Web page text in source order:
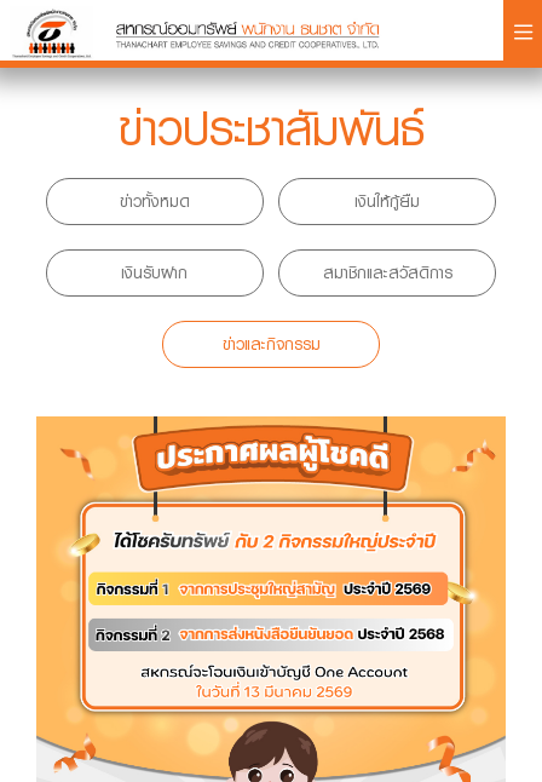
×
ข่าวประชาสัมพันธ์
ข่าวทั้งหมด เงินให้กู้ยืม
เงินรับฝาก สมาชิกและสวัสดิการ
ข่าวและกิจกรรม